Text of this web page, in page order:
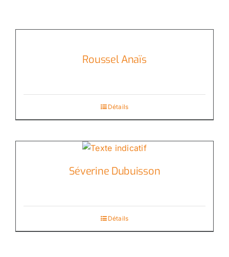
Roussel Anaïs
Détails
Séverine Dubuisson
Détails